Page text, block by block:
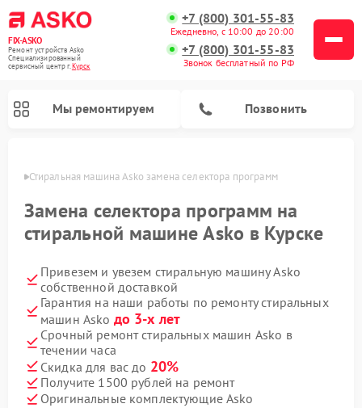
FIX-ASKO
Ремонт устройств Asko
Специализированный
cервисный центр г.Курск
+7 (800) 301-55-83
Ежедневно, с 10:00 до 20:00
+7 (800) 301-55-83
Звонок бесплатный по РФ
Мы ремонтируем Позвонить
Стиральная машина Asko замена селектора программ
Замена селектора программ на
стиральной машине Asko в Курске
Привезем и увезем стиральную машину Asko
собственной доставкой
Гарантия на наши работы по ремонту стиральных
машин Asko до 3-х лет
Срочный ремонт стиральных машин Asko в
течении часа
Скидка для вас до 20%
Получите 1500 рублей на ремонт
Оригинальные комплектующие Asko